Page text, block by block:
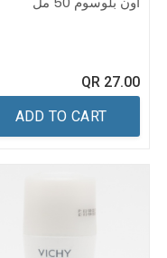
QR 27.00
ADD TO CART